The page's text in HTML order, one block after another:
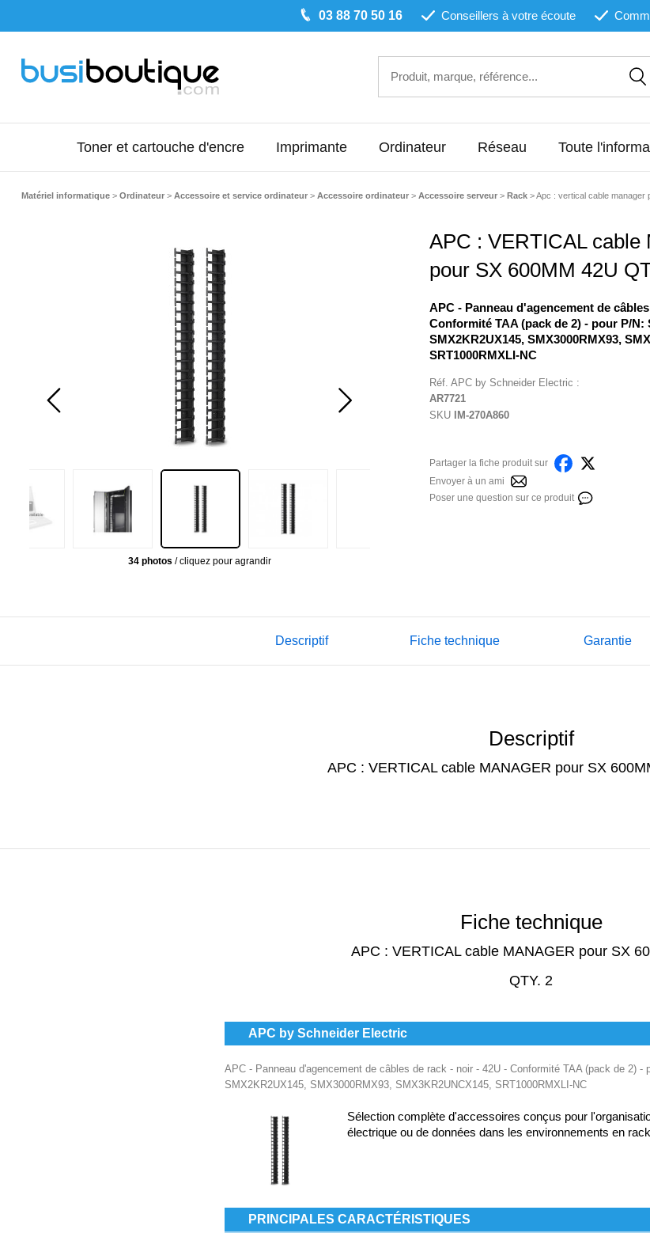
03 88 70 50 16 Conseillers à votre écoute
Toner et cartouche d'encre Imprimante Ordinateur Réseau Toute
Matériel informatique > Ordinateur > Accessoire et service ordinateur > Accessoire ordinateur > Accessoire serveur > Rack>Apc : vertical cable manager
34 photos / cliquez pour agrandir
APC : VERTICAL cable
pour SX 600MM 42U
APC - Panneau d'agencement de
Conformité TAA (pack de 2) - pour P/N:
SMX2KR2UX145, SMX3000RMX93,
SRT1000RMXLI-NC
Réf. APC by Schneider Electric :
AR7721
SKU
IM-270A860
Partager la fiche produit sur
Envoyer à un ami
Poser une question sur ce produit
Descriptif Fiche technique Garantie
Descriptif
APC : VERTICAL cable MANAGER pour SX
Fiche technique
APC : VERTICAL cable MANAGER pour SX
QTY. 2
APC by Schneider Electric
APC - Panneau d'agencement de câbles de rack - noir - 42U - Conformité TAA (pack de 2) -
SMX2KR2UX145, SMX3000RMX93, SMX3KR2UNCX145, SRT1000RMXLI-NC
Sélection complète d'accessoires conçus pour
électrique ou de données dans les environnements en
PRINCIPALES CARACTÉRISTIQUES